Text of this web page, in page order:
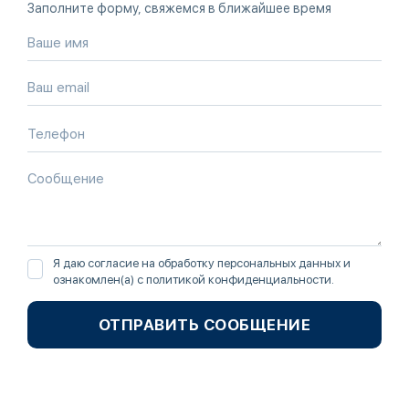
Заполните форму, свяжемся в ближайшее время
Я даю согласие на обработку персональных данных и
ознакомлен(а) с политикой конфиденциальности.
ОТПРАВИТЬ СООБЩЕНИЕ